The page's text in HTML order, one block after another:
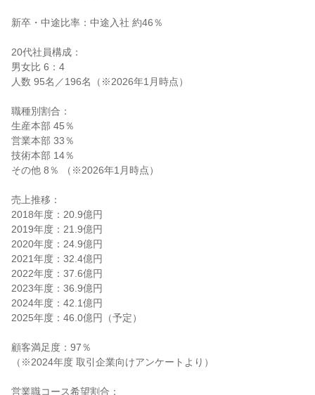
新卒・中途比率：中途入社 約46％
20代社員構成：
男女比 6：4
人数 95名／196名（※2026年1月時点）
職種別割合：
生産本部 45％
営業本部 33％
技術本部 14％
その他 8％ （※2026年1月時点）
売上推移：
2018年度：20.9億円
2019年度：21.9億円
2020年度：24.9億円
2021年度：32.4億円
2022年度：37.6億円
2023年度：36.9億円
2024年度：42.1億円
2025年度：46.0億円（予定）
顧客満足度：97％
（※2024年度 取引企業向けアンケートより）
営業職コース希望割合：